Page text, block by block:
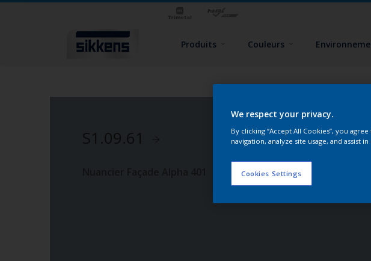
Produits Couleurs
S1.09.61
We respect your privacy.
By clicking “Accept All Cookies”, you
navigation, analyze site usage, and assist
Cookies Settings